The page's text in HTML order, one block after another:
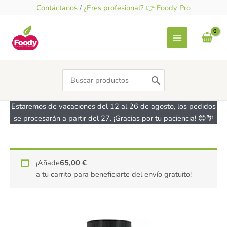
contenido
Contáctanos / ¿Eres profesional? 👉 Foody Pro
Search
for:
Estaremos de vacaciones del 12 al 26 de agosto, los pedidos
se procesarán a partir del 27. ¡Gracias por tu paciencia! 😊🌴
¡Añade65,00€
a tu carrito para beneficiarte del envío gratuito!
Sirope